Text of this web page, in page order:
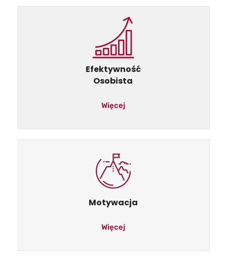
Efektywność
Osobista
Więcej
Motywacja
Więcej